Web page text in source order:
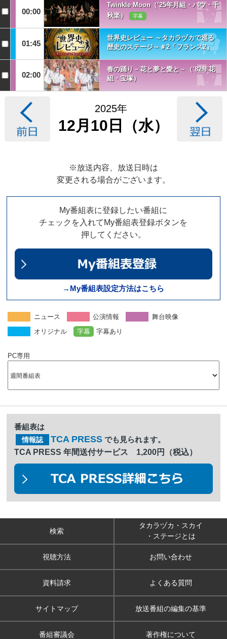
00:00
Twinkle Moon（’25年月組・バウ・千
秋楽）
字幕
01:45
世界史レビュー ～タカラヅカで巡る
歴史のステージ～＃2「フランス2」
02:00
春の踊り－花と夢と愛と－（’82年花
組・宝塚）
2025年
12月10日（水）
※放送内容、放送日時は
変更される場合がございます。
My番組表に登録したい番組に
チェックを入れてMy番組表登録ボタンを
押してください。
→My番組表設定方法はこちら
ニュース 公演情報
舞台映像
オリジナル
字幕 字幕あり
PC専用
番組表は
情報誌 TCA PRESS でも見られます。
TCA PRESS 年間送付サービス 1,200円（税込）
検索
タカラヅカ・スカイ
・ステージとは
視聴方法 お問い合わせ
資料請求 よくある質問
サイトマップ 放送番組の編集の基準
番組審議会 著作権について